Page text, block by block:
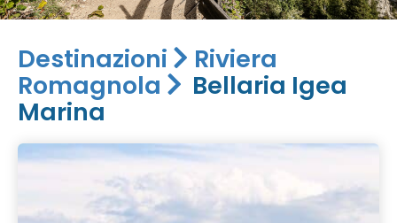
Destinazioni
Riviera
Romagnola
Bellaria Igea
Marina